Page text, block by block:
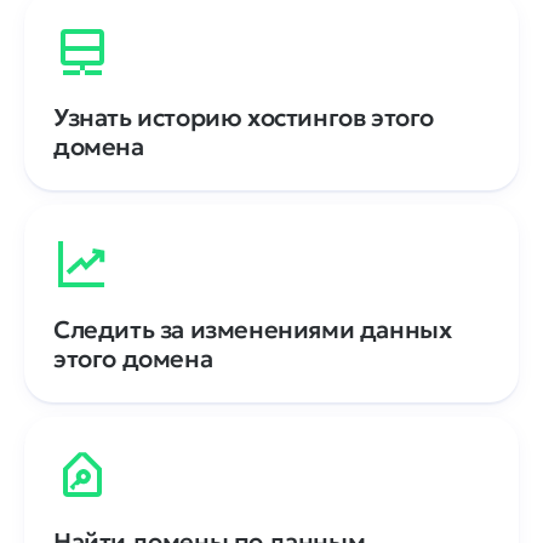
Узнать историю хостингов этого
домена
Следить за изменениями данных
этого домена